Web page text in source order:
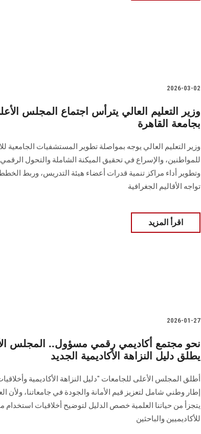
2026-03-02
وزير التعليم العالي يترأس اجتماع المجلس
بجامعة القاهرة
وزير التعليم العالي يوجه بمواصلة تطوير المستشفيات الجامعية
للمواطنين، والإسراع في تحقيق الميكنة الشاملة والتحول
وتطوير أداء مراكز تنمية قدرات أعضاء هيئة التدريس، وربط الخطط
تواجه الأقاليم الجغرافية
اقرأ المزيد
2026-01-27
نحو مجتمع أكاديمي رقمي مسؤول.. المجلس
يطلق دليل النزاهة الأكاديمية الجديد
أطلق المجلس الأعلى للجامعات "دليل النزاهة الأكاديمية
إطار وطني شامل لتعزيز قيم الأمانة والجودة في جامعاتنا، ولأن
يتجزأ من حياتنا العلمية خصص الدليل لتوضيح أخلاقيات استخدام
للأكاديميين والباحثين